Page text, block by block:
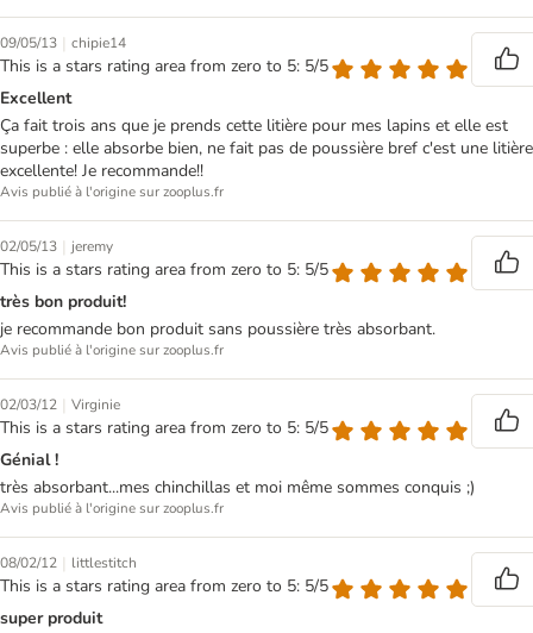
09/05/13 | chipie14
This is a stars rating area from zero to 5: 5/5
Excellent
Ça fait trois ans que je prends cette litière pour mes lapins et elle est
superbe : elle absorbe bien, ne fait pas de poussière bref c'est une litière
excellente! Je recommande!!
Avis publié à l'origine sur zooplus.fr
02/05/13 | jeremy
This is a stars rating area from zero to 5: 5/5
très bon produit!
je recommande bon produit sans poussière très absorbant.
Avis publié à l'origine sur zooplus.fr
02/03/12 | Virginie
This is a stars rating area from zero to 5: 5/5
Génial !
très absorbant...mes chinchillas et moi même sommes conquis ;)
Avis publié à l'origine sur zooplus.fr
08/02/12 | littlestitch
This is a stars rating area from zero to 5: 5/5
super produit